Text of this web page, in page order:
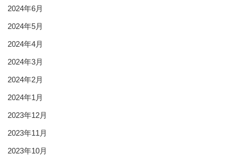
2024年6月
2024年5月
2024年4月
2024年3月
2024年2月
2024年1月
2023年12月
2023年11月
2023年10月